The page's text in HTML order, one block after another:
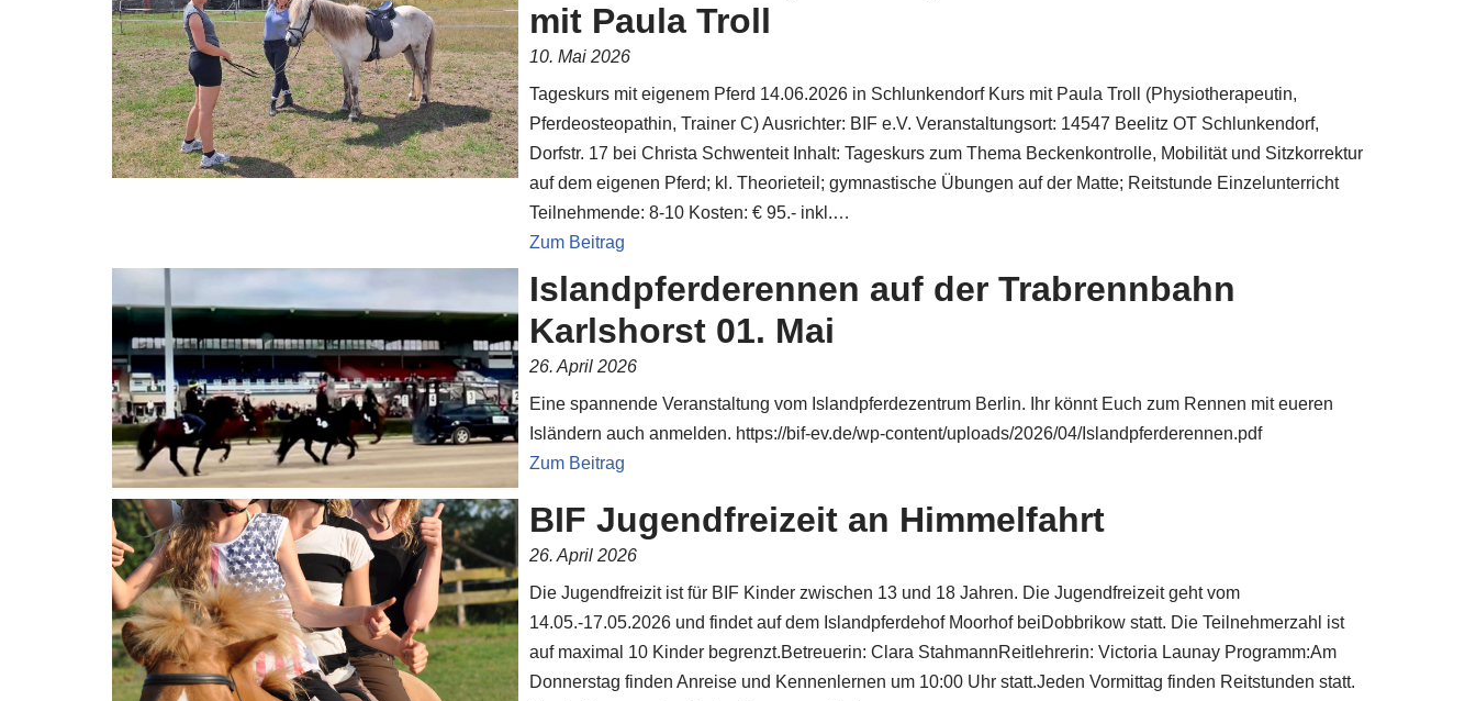
mit Paula Troll
10. Mai 2026
Tageskurs mit eigenem Pferd 14.06.2026 in Schlunkendorf Kurs mit Paula Troll (Physiotherapeutin,
Pferdeosteopathin, Trainer C) Ausrichter: BIF e.V. Veranstaltungsort: 14547 Beelitz OT Schlunkendorf,
Dorfstr. 17 bei Christa Schwenteit Inhalt: Tageskurs zum Thema Beckenkontrolle, Mobilität und Sitzkorrektur
auf dem eigenen Pferd; kl. Theorieteil; gymnastische Übungen auf der Matte; Reitstunde Einzelunterricht
Teilnehmende: 8-10 Kosten: € 95.- inkl.…
Zum Beitrag
Islandpferderennen auf der Trabrennbahn
Karlshorst 01. Mai
26. April 2026
Eine spannende Veranstaltung vom Islandpferdezentrum Berlin. Ihr könnt Euch zum Rennen mit eueren
Isländern auch anmelden. https://bif-ev.de/wp-content/uploads/2026/04/Islandpferderennen.pdf
Zum Beitrag
BIF Jugendfreizeit an Himmelfahrt
26. April 2026
Die Jugendfreizit ist für BIF Kinder zwischen 13 und 18 Jahren. Die Jugendfreizeit geht vom
14.05.-17.05.2026 und findet auf dem Islandpferdehof Moorhof beiDobbrikow statt. Die Teilnehmerzahl ist
auf maximal 10 Kinder begrenzt.Betreuerin: Clara StahmannReitlehrerin: Victoria Launay Programm:Am
Donnerstag finden Anreise und Kennenlernen um 10:00 Uhr statt.Jeden Vormittag finden Reitstunden statt.